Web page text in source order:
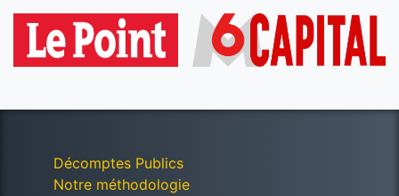
Décomptes Publics
Notre méthodologie